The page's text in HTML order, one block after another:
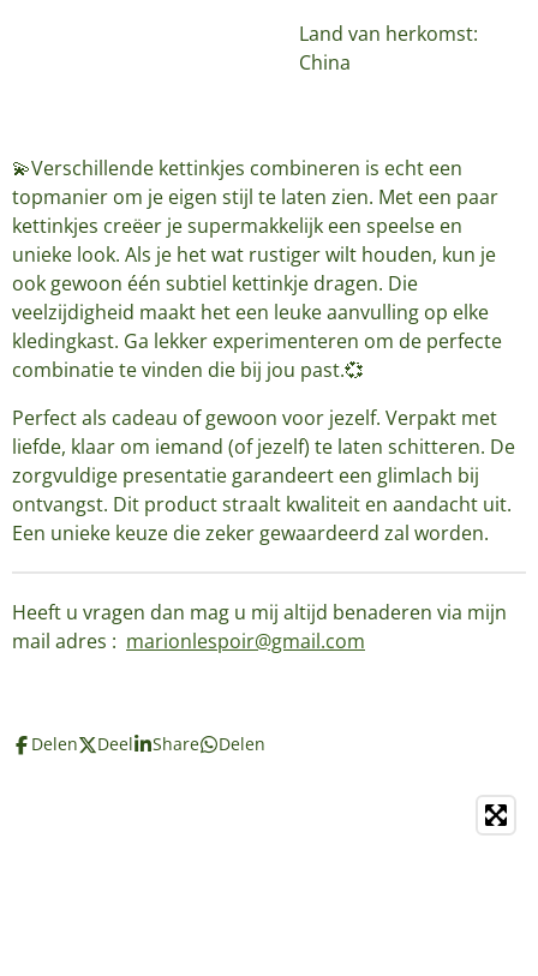
Land van herkomst:
China
💫Verschillende kettinkjes combineren is echt een
topmanier om je eigen stijl te laten zien. Met een paar
kettinkjes creëer je supermakkelijk een speelse en
unieke look. Als je het wat rustiger wilt houden, kun je
ook gewoon één subtiel kettinkje dragen. Die
veelzijdigheid maakt het een leuke aanvulling op elke
kledingkast. Ga lekker experimenteren om de perfecte
combinatie te vinden die bij jou past.💞
Perfect als cadeau of gewoon voor jezelf. Verpakt met
liefde, klaar om iemand (of jezelf) te laten schitteren. De
zorgvuldige presentatie garandeert een glimlach bij
ontvangst. Dit product straalt kwaliteit en aandacht uit.
Een unieke keuze die zeker gewaardeerd zal worden.
Heeft u vragen dan mag u mij altijd benaderen via mijn
mail adres : marionlespoir@gmail.com
Delen Deel Share Delen